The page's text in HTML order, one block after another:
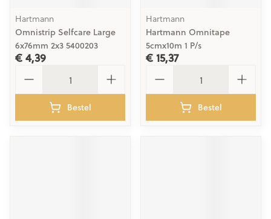
Hartmann
Omnistrip Selfcare Large
6x76mm 2x3 5400203
€ 4,39
Bestel
Hartmann
Hartmann Omnitape
5cmx10m 1 P/s
€ 15,37
Bestel